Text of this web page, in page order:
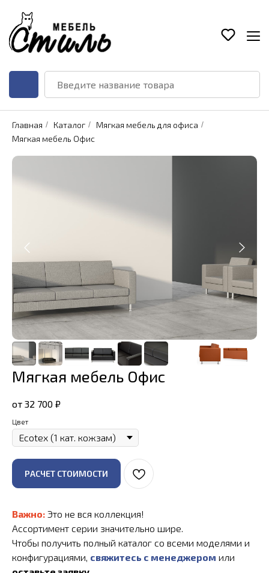
Главная / Каталог / Мягкая мебель для офиса /
Мягкая мебель Офис
Мягкая мебель Офис
от 32 700 ₽
Цвет
РАСЧЕТ СТОИМОСТИ
Важно: Это не вся коллекция!
Ассортимент серии значительно шире.
Чтобы получить полный каталог со всеми моделями и
конфигурациями, свяжитесь с менеджером или